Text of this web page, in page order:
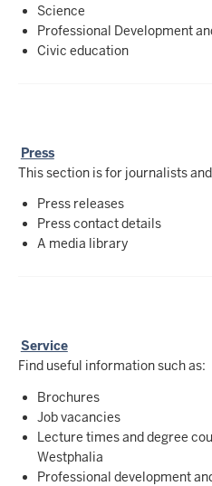
Science
Professional Development
Civic education
Press
This section is for journalists
Press releases
Press contact details
A media library
Service
Find useful information such as:
Brochures
Job vacancies
Lecture times and degree
Westphalia
Professional development